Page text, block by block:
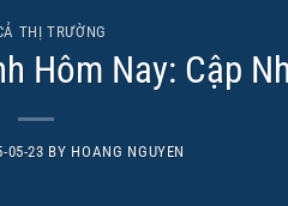
THỊ TRƯỜNG
Hôm Nay: Cập
05-23 BY HOANG NGUYEN